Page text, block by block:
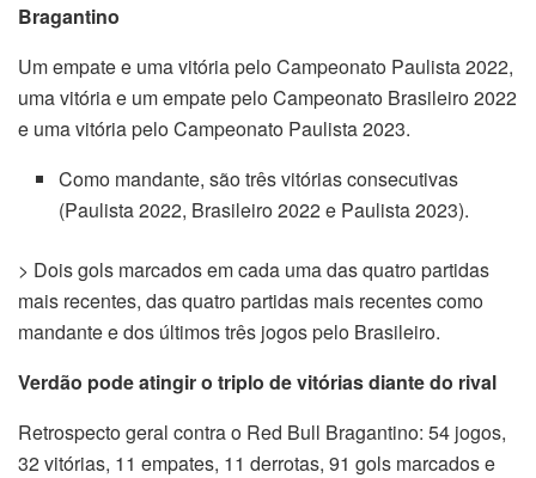
Bragantino
Um empate e uma vitória pelo Campeonato Paulista 2022,
uma vitória e um empate pelo Campeonato Brasileiro 2022
e uma vitória pelo Campeonato Paulista 2023.
Como mandante, são três vitórias consecutivas
(Paulista 2022, Brasileiro 2022 e Paulista 2023).
> Dois gols marcados em cada uma das quatro partidas
mais recentes, das quatro partidas mais recentes como
mandante e dos últimos três jogos pelo Brasileiro.
Verdão pode atingir o triplo de vitórias diante do rival
Retrospecto geral contra o Red Bull Bragantino: 54 jogos,
32 vitórias, 11 empates, 11 derrotas, 91 gols marcados e